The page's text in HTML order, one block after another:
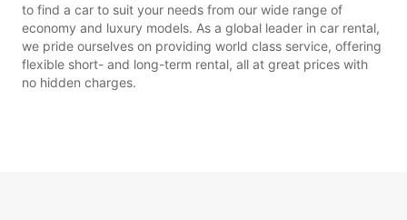
to find a car to suit your needs from our wide range of
economy and luxury models. As a global leader in car rental,
we pride ourselves on providing world class service, offering
flexible short- and long-term rental, all at great prices with
no hidden charges.